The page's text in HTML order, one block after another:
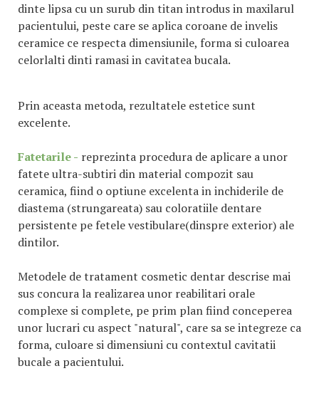
dinte lipsa cu un surub din titan introdus in maxilarul
pacientului, peste care se aplica coroane de invelis
ceramice ce respecta dimensiunile, forma si culoarea
celorlalti dinti ramasi in cavitatea bucala.
Prin aceasta metoda, rezultatele estetice sunt
excelente.
Fatetarile - reprezinta procedura de aplicare a unor
fatete ultra-subtiri din material compozit sau
ceramica, fiind o optiune excelenta in inchiderile de
diastema (strungareata) sau coloratiile dentare
persistente pe fetele vestibulare(dinspre exterior) ale
dintilor.
Metodele de tratament cosmetic dentar descrise mai
sus concura la realizarea unor reabilitari orale
complexe si complete, pe prim plan fiind conceperea
unor lucrari cu aspect "natural", care sa se integreze ca
forma, culoare si dimensiuni cu contextul cavitatii
bucale a pacientului.